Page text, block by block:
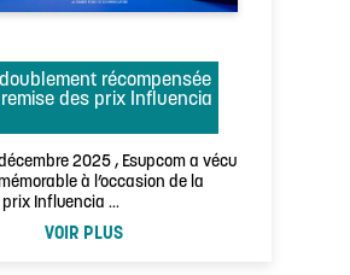
récompensée
des prix Influencia
2025 , Esupcom a vécu
à l’occasion de la
prix Influencia …
VOIR PLUS